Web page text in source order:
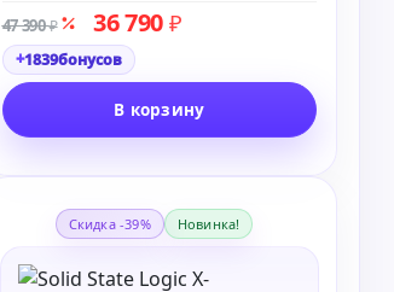
47 390₽ 36 790 ₽
+1839бонусов
В корзину
Скидка -39% Новинка!